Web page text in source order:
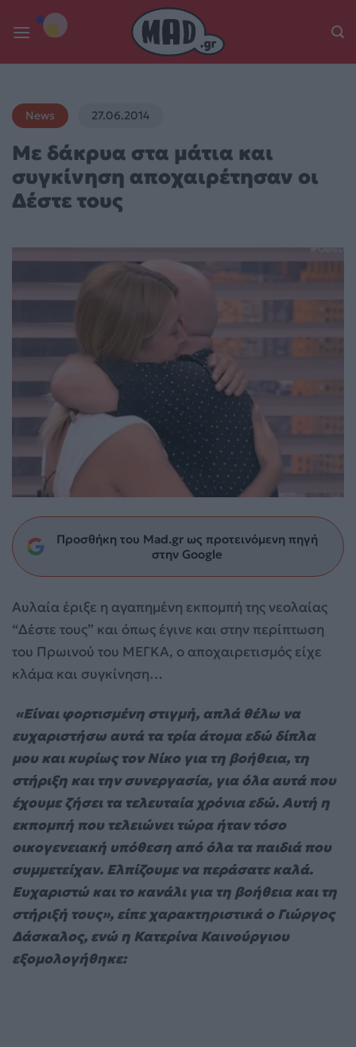
News 27.06.2014
Με δάκρυα στα μάτια και
συγκίνηση αποχαιρέτησαν οι
Δέστε τους
Προσθήκη του Mad.gr ως προτεινόμενη πηγή
στην Google
Aυλαία έριξε η αγαπημένη εκπομπή της νεολαίας
“Δέστε τους” και όπως έγινε και στην περίπτωση
του Πρωινού του ΜΕΓΚΑ, ο αποχαιρετισμός είχε
κλάμα και συγκίνηση…
«Είναι φορτισμένη στιγμή, απλά θέλω να
ευχαριστήσω αυτά τα τρία άτομα εδώ δίπλα
μου και κυρίως τον Νίκο για τη βοήθεια, τη
στήριξη και την συνεργασία, για όλα αυτά που
έχουμε ζήσει τα τελευταία χρόνια εδώ. Αυτή η
εκπομπή που τελειώνει τώρα ήταν τόσο
οικογενειακή υπόθεση από όλα τα παιδιά που
συμμετείχαν. Ελπίζουμε να περάσατε καλά.
Ευχαριστώ και το κανάλι για τη βοήθεια και τη
στήριξή τους», είπε χαρακτηριστικά ο Γιώργος
Δάσκαλος, ενώ η Κατερίνα Καινούργιου
εξομολογήθηκε: